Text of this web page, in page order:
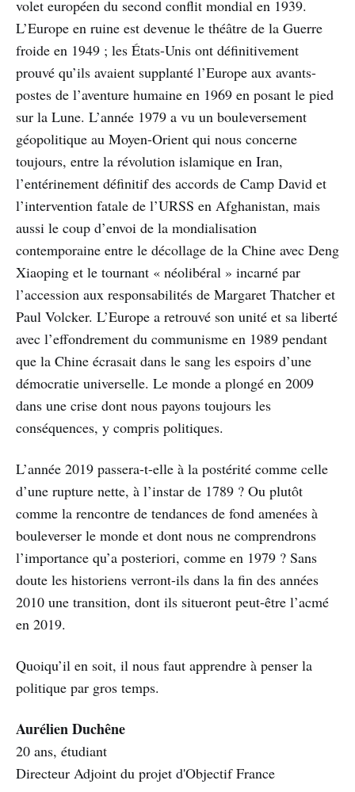
volet européen du second conflit mondial en 1939.
L’Europe en ruine est devenue le théâtre de la Guerre
froide en 1949 ; les États-Unis ont définitivement
prouvé qu’ils avaient supplanté l’Europe aux avants-
postes de l’aventure humaine en 1969 en posant le pied
sur la Lune. L’année 1979 a vu un bouleversement
géopolitique au Moyen-Orient qui nous concerne
toujours, entre la révolution islamique en Iran,
l’entérinement définitif des accords de Camp David et
l’intervention fatale de l’URSS en Afghanistan, mais
aussi le coup d’envoi de la mondialisation
contemporaine entre le décollage de la Chine avec Deng
Xiaoping et le tournant « néolibéral » incarné par
l’accession aux responsabilités de Margaret Thatcher et
Paul Volcker. L’Europe a retrouvé son unité et sa liberté
avec l’effondrement du communisme en 1989 pendant
que la Chine écrasait dans le sang les espoirs d’une
démocratie universelle. Le monde a plongé en 2009
dans une crise dont nous payons toujours les
conséquences, y compris politiques.
L’année 2019 passera-t-elle à la postérité comme celle
d’une rupture nette, à l’instar de 1789 ? Ou plutôt
comme la rencontre de tendances de fond amenées à
bouleverser le monde et dont nous ne comprendrons
l’importance qu’a posteriori, comme en 1979 ? Sans
doute les historiens verront-ils dans la fin des années
2010 une transition, dont ils situeront peut-être l’acmé
en 2019.
Quoiqu’il en soit, il nous faut apprendre à penser la
politique par gros temps.
Aurélien Duchêne
20 ans, étudiant
Directeur Adjoint du projet d'Objectif France